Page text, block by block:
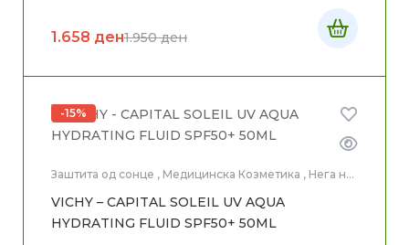
1.950ден
1.658 ден
-15%
Заштита од сонце , Медицинска Козметика , Нега на
VICHY – CAPITAL SOLEIL UV AQUA
HYDRATING FLUID SPF50+ 50ML